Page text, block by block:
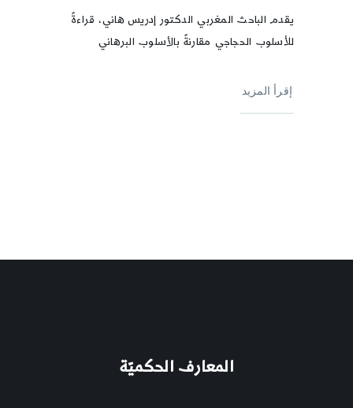
يقدم الباحث المغربي الدكتور إدريس هاني، قراءةً
للأسلوب الحجاجي مقارنةً بالأسلوب البرهاني
إقرأ المزيد
المعارف الحكميّة